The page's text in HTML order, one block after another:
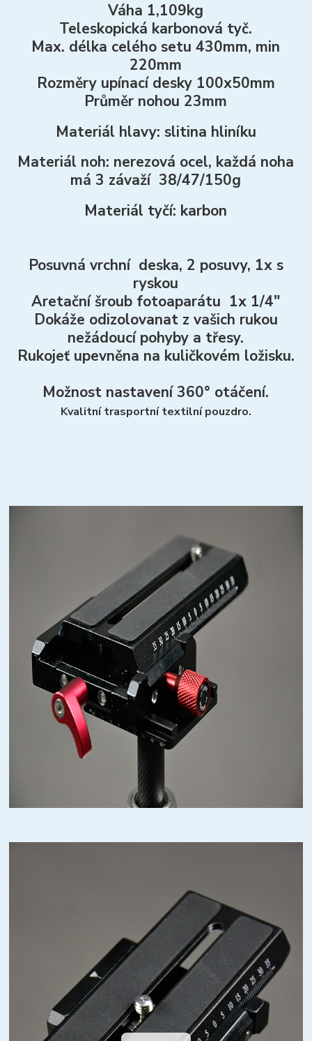
Váha 1,109kg
Teleskopická karbonová tyč.
Max. délka celého setu 430mm, min
220mm
Rozměry upínací desky 100x50mm
Průměr nohou 23mm
Materiál hlavy: slitina hliníku
Materiál noh: nerezová ocel, každá noha
má 3 závaží 38/47/150g
Materiál tyčí: karbon
Posuvná vrchní deska, 2 posuvy, 1x s
ryskou
Aretační šroub fotoaparátu 1x 1/4"
Dokáže odizolovanat z vašich rukou
nežádoucí pohyby a třesy.
Rukojeť upevněna na kuličkovém ložisku.
Možnost nastavení 360° otáčení.
Kvalitní trasportní textilní pouzdro.